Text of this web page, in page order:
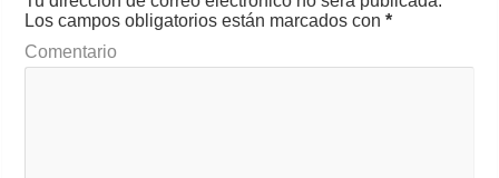
Los campos obligatorios están marcados con*
Comentario